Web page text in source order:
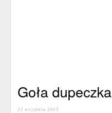
Goła dupeczka
21 września 2015